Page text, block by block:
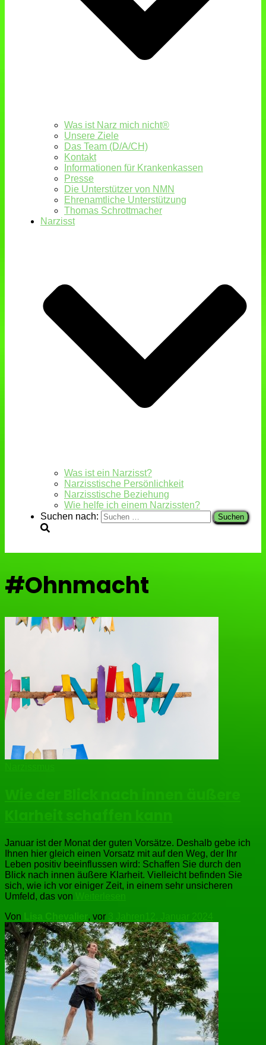
Was ist Narz mich nicht®
Unsere Ziele
Das Team (D/A/CH)
Kontakt
Informationen für Krankenkassen
Presse
Die Unterstützer von NMN
Ehrenamtliche Unterstützung
Thomas Schrottmacher
Narzisst
Was ist ein Narzisst?
Narzisstische Persönlichkeit
Narzisstische Beziehung
Wie helfe ich einem Narzissten?
Suchen nach:
#Ohnmacht
Januar ist der Monat der guten Vorsätze. Deshalb gebe ich
Ihnen hier gleich einen Vorsatz mit auf den Weg, der Ihr
Leben positiv beeinflussen wird: Schaffen Sie durch den
Blick nach innen äußere Klarheit. Vielleicht befinden Sie
sich, wie ich vor einiger Zeit, in einem sehr unsicheren
Umfeld, das von
Von
, vor